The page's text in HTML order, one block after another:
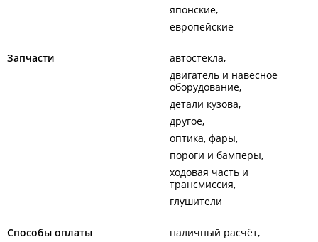
японские
европейские
Запчасти
автостекла
двигатель и навесное
оборудование
детали кузова
другое
оптика, фары
пороги и бамперы
ходовая часть и
трансмиссия
глушители
Способы оплаты
наличный расчёт